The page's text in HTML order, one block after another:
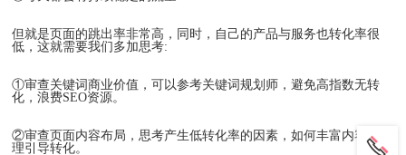
但就是页面的跳出率非常高，同时，自己的产品与服务也转化率很
低，这就需要我们多加思考:
①审查关键词商业价值，可以参考关键词规划师，避免高指数无转
化，浪费SEO资源。
②审查页面内容布局，思考产生低转化率的因素，如何丰富内容，合
理引导转化。